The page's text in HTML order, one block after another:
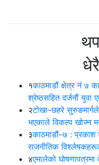
१काठमाडौं क्षेत्र नं ७
श्रेष्ठसहित दर्जनौं युवा
२टोखा–छहरे
भएकाले विकल्प खोज्न
३काठमाडौं–७ : प्रकाश
राजनीतिक
४एमालेको